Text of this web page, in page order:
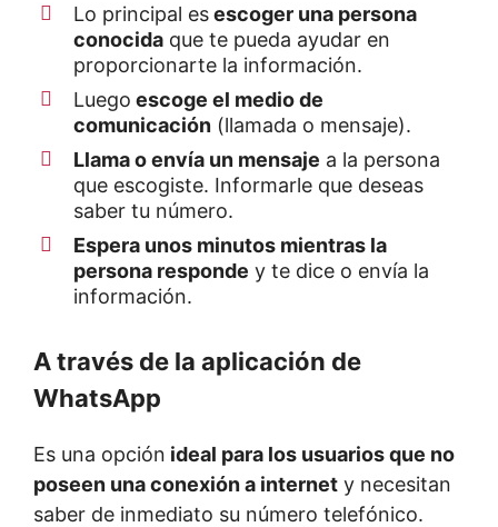
Lo principal esescoger una persona
conocida que te pueda ayudar en
proporcionarte la información.
Luego escoge el medio de
comunicación (llamada o mensaje).
Llama o envía un mensaje a la persona
que escogiste. Informarle que deseas
saber tu número.
Espera unos minutos mientras la
persona responde y te dice o envía la
información.
A través de la aplicación de
WhatsApp
Es una opción ideal para los usuarios que no
poseen una conexión a internet y necesitan
saber de inmediato su número telefónico.